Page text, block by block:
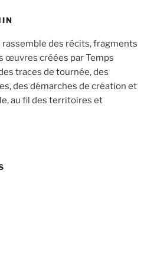
rassemble des récits, fragments
œuvres créées par Temps
traces de tournée, des
des démarches de création et
au fil des territoires et